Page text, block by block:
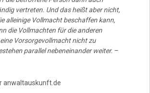
vertreten. Und das heißt aber nicht,
alleinige Vollmacht beschaffen kann,
die Vollmachten für die anderen
Vorsorgevollmacht nicht zu
parallel nebeneinander weiter. –
anwaltauskunft.de